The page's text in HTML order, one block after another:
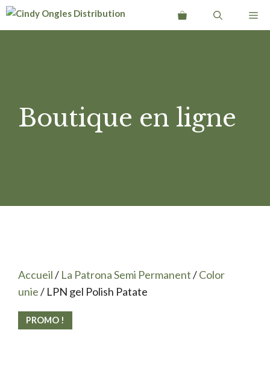
Aller
Boutique en ligne
Accueil/ La Patrona Semi Permanent/Color
unie/ LPN gel Polish Patate
PROMO !